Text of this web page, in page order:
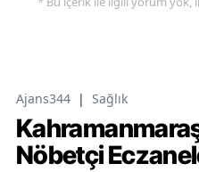
Ajans344 | Sağlık
Nöbetçi